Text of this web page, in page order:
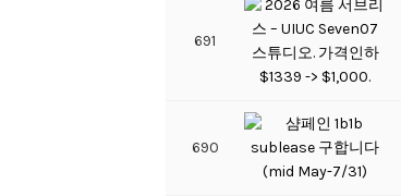
691
690